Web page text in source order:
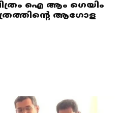
ഐ ആം ഗെയിം
ആഗോള